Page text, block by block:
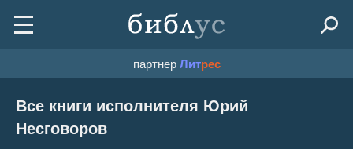
партнерЛитрес
Все книги исполнителя Юрий
Несговоров